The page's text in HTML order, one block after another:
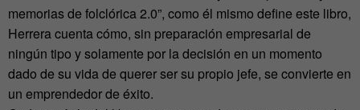
memorias de folclórica 2.0”, como él mismo define este libro,
Herrera cuenta cómo, sin preparación empresarial de
ningún tipo y solamente por la decisión en un momento
dado de su vida de querer ser su propio jefe, se convierte en
un emprendedor de éxito.